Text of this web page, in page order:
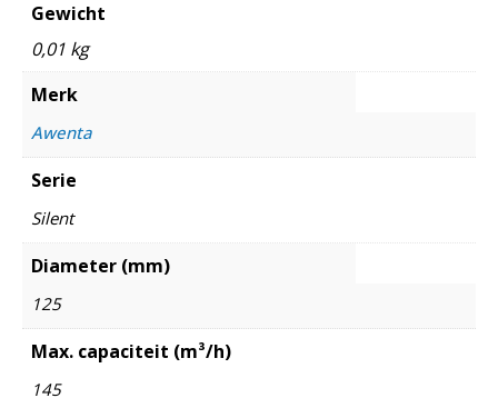
Gewicht
0,01 kg
Merk
Awenta
Serie
Silent
Diameter (mm)
125
Max. capaciteit (m³/h)
145